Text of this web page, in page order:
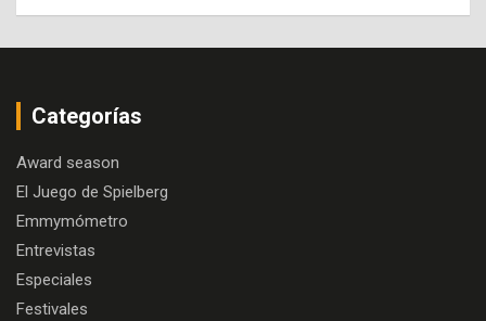
Categorías
Award season
El Juego de Spielberg
Emmymómetro
Entrevistas
Especiales
Festivales